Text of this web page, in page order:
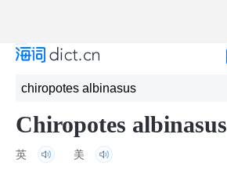
Chiropotes albinasus
英 美